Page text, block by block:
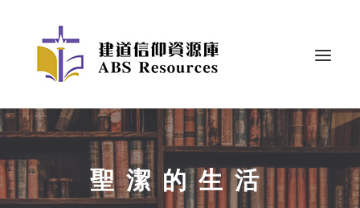
聖潔的生活